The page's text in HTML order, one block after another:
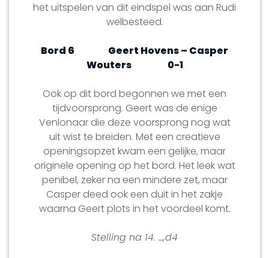
het uitspelen van dit eindspel was aan Rudi
welbesteed.
Bord 6
Geert Hovens – Casper
Wouters
0-1
Ook op dit bord begonnen we met een
tijdvoorsprong. Geert was de enige
Venlonaar die deze voorsprong nog wat
uit wist te breiden. Met een creatieve
openingsopzet kwam een gelijke, maar
originele opening op het bord. Het leek wat
penibel, zeker na een mindere zet, maar
Casper deed ook een duit in het zakje
waarna Geert plots in het voordeel komt.
Stelling na 14. …,d4